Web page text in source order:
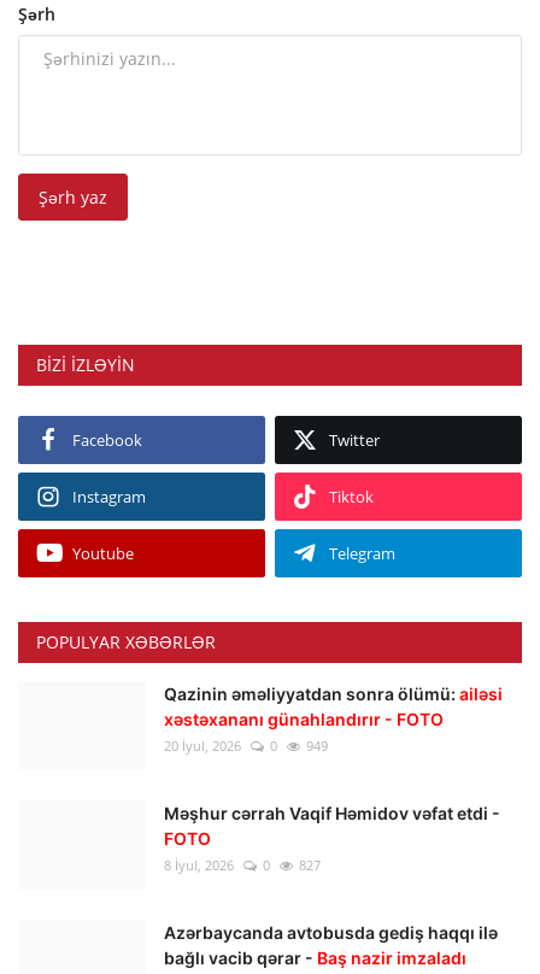
Şərh
Şərh yaz
BIZI IZLƏYIN
Facebook Twitter
Instagram Tiktok
Youtube Telegram
POPULYAR XƏBƏRLƏR
Qazinin əməliyyatdan sonra ölümü: ailəsi
xəstəxananı günahlandırır - FOTO
20 İyul, 2026 0 949
Məşhur cərrah Vaqif Həmidov vəfat etdi -
FOTO
8 İyul, 2026 0 827
Azərbaycanda avtobusda gediş haqqı ilə
bağlı vacib qərar - Baş nazir imzaladı